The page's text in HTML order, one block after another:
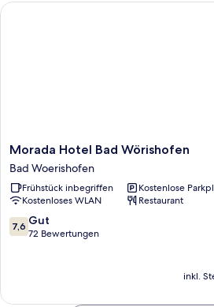
Morada
Hotel
Bad
Wörishofen
Bad
Woerishofen
Morada Hotel Bad Wörishofen
Bad Woerishofen
Frühstück inbegriffen
Kostenlose
Kostenloses WLAN
Restaurant
7.6
von
7,6 Gut
72 Bewertungen
inkl.
Morada Hotel Bad Wörishofen